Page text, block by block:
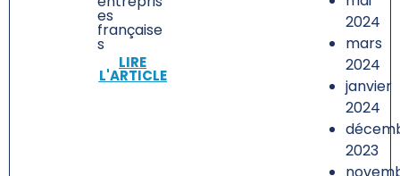
es
française
s
LIRE
L'ARTICLE
2024
mars
2024
janvier
2024
2023